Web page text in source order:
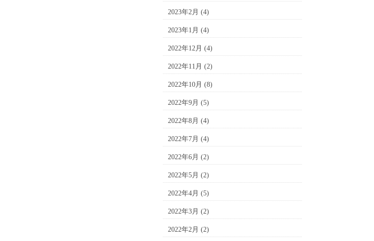
2023年2月 (4)
2023年1月 (4)
2022年12月 (4)
2022年11月 (2)
2022年10月 (8)
2022年9月 (5)
2022年8月 (4)
2022年7月 (4)
2022年6月 (2)
2022年5月 (2)
2022年4月 (5)
2022年3月 (2)
2022年2月 (2)